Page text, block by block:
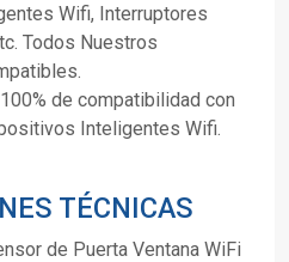
Wifi, Interruptores
Todos Nuestros
de compatibilidad con
Inteligentes Wifi.
TÉCNICAS
de Puerta Ventana WiFi